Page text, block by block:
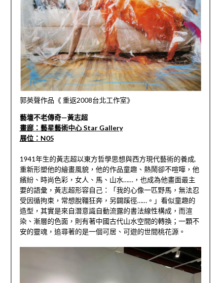
郭英聲作品《 重返2008台北工作室》
藝壇不老傳奇—黃志超
畫廊：藝星藝術中心 Star Gallery
展位：N05
1941年生的黃志超以東方哲學思想與西方現代藝術的養成,
重新形塑他的繪畫風貌，他的作品童趣、熱鬧卻不喧嘩，他
繽紛、時尚色彩，女人、馬、山水……，也成為他畫面最主
要的語彙，黃志超形容自己：「我的心像一匹野馬，無法忍
受因循拘束，常想脫韁狂奔，另闢蹊徑……。」看似童趣的
造型，其實是來自潛意識自動流露的書法線性構成，而渲
染、漸層的色面，則有著中國古代山水空間的轉換；一顆不
安的靈魂，追尋著的是一個可居、可遊的世間桃花源。